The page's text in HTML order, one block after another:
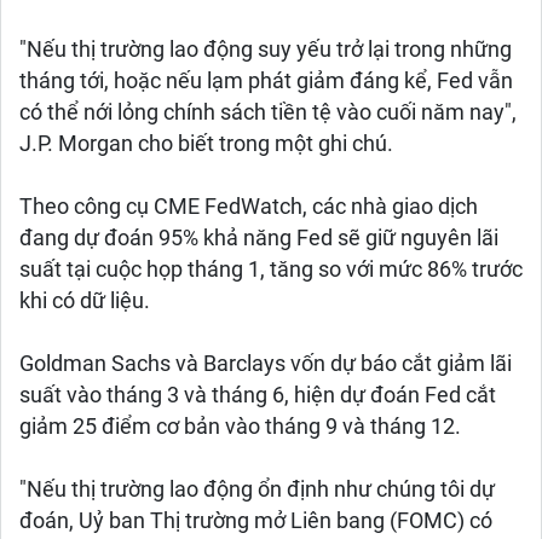
"Nếu thị trường lao động suy yếu trở lại trong những
tháng tới, hoặc nếu lạm phát giảm đáng kể, Fed vẫn
có thể nới lỏng chính sách tiền tệ vào cuối năm nay",
J.P. Morgan cho biết trong một ghi chú.
Theo công cụ CME FedWatch, các nhà giao dịch
đang dự đoán 95% khả năng Fed sẽ giữ nguyên lãi
suất tại cuộc họp tháng 1, tăng so với mức 86% trước
khi có dữ liệu.
Goldman Sachs và Barclays vốn dự báo cắt giảm lãi
suất vào tháng 3 và tháng 6, hiện dự đoán Fed cắt
giảm 25 điểm cơ bản vào tháng 9 và tháng 12.
"Nếu thị trường lao động ổn định như chúng tôi dự
đoán, Uỷ ban Thị trường mở Liên bang (FOMC) có